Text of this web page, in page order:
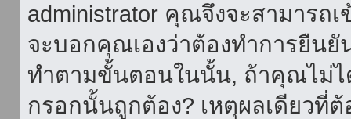
administrator คุณจึงจะสามาร
จะบอกคุณเองว่าต้องทำการยืน
ทำตามขั้นตอนในนั้น, ถ้าคุณไม่
กรอกนั้นถูกต้อง? เหตุผลเดียวที่